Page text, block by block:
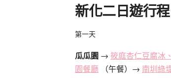
新化二日遊行程
第一天
瓜瓜園 → 筱庭杏仁豆腐冰
園餐廳 （午餐）→ 南圳綠